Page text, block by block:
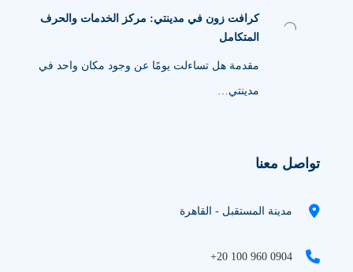
كرافت زون في مدينتي: مركز الخدمات والحرف
المتكامل
مقدمة هل تساءلت يومًا عن وجود مكان واحد في
مدينتي…
تواصل معنا
مدينة المستقبل - القاهرة
+20 100 960 0904